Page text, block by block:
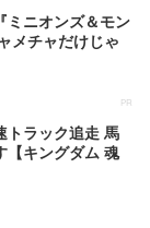
ミニオンズ＆モン
メチャだけじゃ
PR
トラック追走 馬
【キングダム 魂